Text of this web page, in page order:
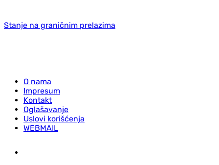
Stanje na graničnim prelazima
O nama
Impresum
Kontakt
Oglašavanje
Uslovi korišćenja
WEBMAIL